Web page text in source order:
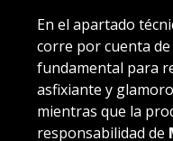
En el apartado
corre por cuenta de
fundamental para
asfixiante y
mientras que la
responsabilidad de